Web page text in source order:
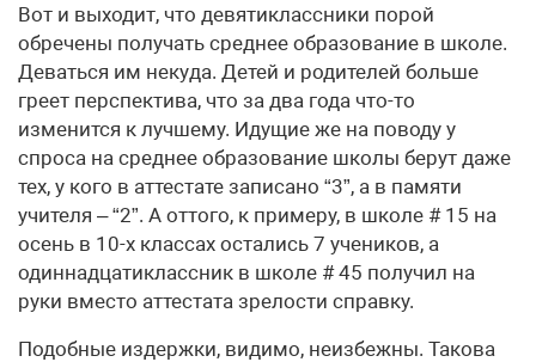
Вот и выходит, что девятиклассники порой
обречены получать среднее образование в школе.
Деваться им некуда. Детей и родителей больше
греет перспектива, что за два года что-то
изменится к лучшему. Идущие же на поводу у
спроса на среднее образование школы берут даже
тех, у кого в аттестате записано “3”, а в памяти
учителя – “2”. А оттого, к примеру, в школе # 15 на
осень в 10-х классах остались 7 учеников, а
одиннадцатиклассник в школе # 45 получил на
руки вместо аттестата зрелости справку.
Подобные издержки, видимо, неизбежны. Такова